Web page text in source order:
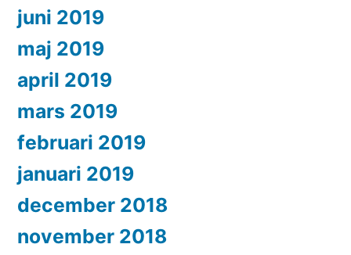
juni 2019
maj 2019
april 2019
mars 2019
februari 2019
januari 2019
december 2018
november 2018